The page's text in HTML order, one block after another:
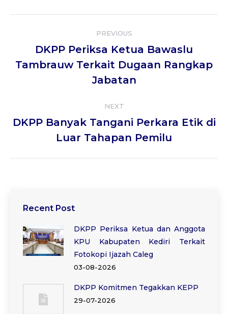
navigation
PREVIOUS
Previous
DKPP Periksa Ketua Bawaslu
Tambrauw Terkait Dugaan Rangkap
Jabatan
NEXT
Next
post:
DKPP Banyak Tangani Perkara Etik di
Luar Tahapan Pemilu
Recent Post
DKPP Periksa Ketua dan Anggota
KPU Kabupaten Kediri Terkait
Fotokopi Ijazah Caleg
03-08-2026
DKPP Komitmen Tegakkan KEPP
29-07-2026